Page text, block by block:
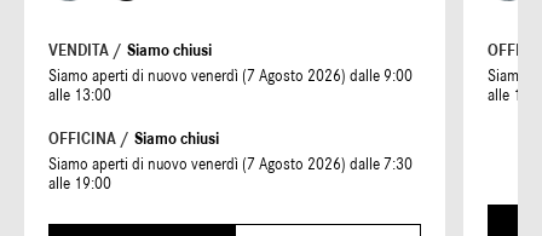
VENDITA / Siamo chiusi
Siamo aperti di nuovo venerdì (7 Agosto 2026) dalle 9:00
alle 13:00
OFFICINA / Siamo chiusi
Siamo aperti di nuovo venerdì (7 Agosto 2026) dalle 7:30
alle 19:00
Siamo
alle